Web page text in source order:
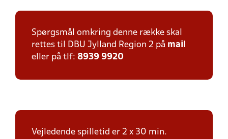
Spørgsmål omkring denne række skal
rettes til DBU Jylland Region 2 på mail
eller på tlf: 8939 9920
Vejledende spilletid er 2 x 30 min.